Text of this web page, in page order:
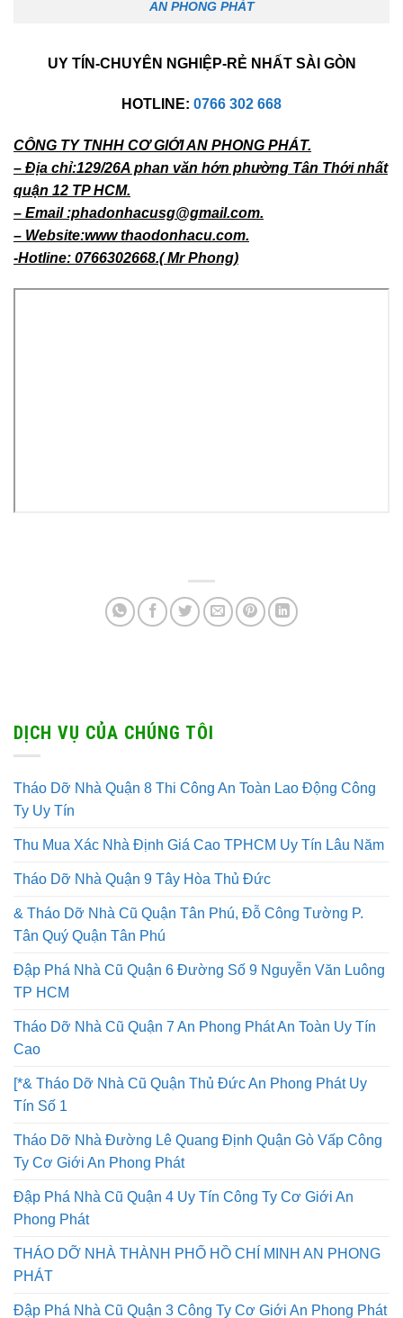
AN PHONG PHÁT
UY TÍN-CHUYÊN NGHIỆP-RẺ NHẤT SÀI GÒN
HOTLINE: 0766 302 668
CÔNG TY TNHH CƠ GIỚI AN PHONG PHÁT.
– Địa chỉ:129/26A phan văn hớn phường Tân Thới nhất
quận 12 TP HCM.
– Email :phadonhacusg@gmail.com.
– Website:www thaodonhacu.com.
-Hotline: 0766302668.( Mr Phong)
DỊCH VỤ CỦA CHÚNG TÔI
Tháo Dỡ Nhà Quận 8 Thi Công An Toàn Lao Động Công
Ty Uy Tín
Thu Mua Xác Nhà Định Giá Cao TPHCM Uy Tín Lâu Năm
Tháo Dỡ Nhà Quận 9 Tây Hòa Thủ Đức
& Tháo Dỡ Nhà Cũ Quận Tân Phú, Đỗ Công Tường P.
Tân Quý Quận Tân Phú
Đập Phá Nhà Cũ Quận 6 Đường Số 9 Nguyễn Văn Luông
TP HCM
Tháo Dỡ Nhà Cũ Quận 7 An Phong Phát An Toàn Uy Tín
Cao
[*& Tháo Dỡ Nhà Cũ Quận Thủ Đức An Phong Phát Uy
Tín Số 1
Tháo Dỡ Nhà Đường Lê Quang Định Quận Gò Vấp Công
Ty Cơ Giới An Phong Phát
Đập Phá Nhà Cũ Quận 4 Uy Tín Công Ty Cơ Giới An
Phong Phát
THÁO DỠ NHÀ THÀNH PHỐ HỒ CHÍ MINH AN PHONG
PHÁT
Đập Phá Nhà Cũ Quận 3 Công Ty Cơ Giới An Phong Phát